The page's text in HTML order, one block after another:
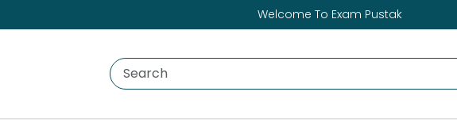
Welcome To Exam Pustak